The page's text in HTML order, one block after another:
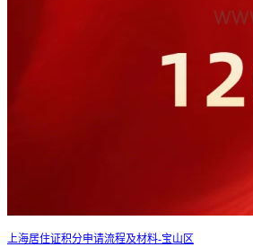
上海居住证积分申请流程及材料-宝山区